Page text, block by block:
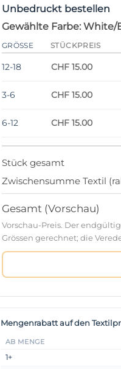
Unbedruckt bestellen
Gewählte Farbe: White/
GRÖSSE STÜCKPREIS
12-18 CHF 15.00
3-6 CHF 15.00
6-12 CHF 15.00
Stück gesamt
Zwischensumme Textil
Gesamt (Vorschau)
Vorschau-Preis. Der
Grössen gerechnet; die
Mengenrabatt auf den
AB MENGE
1+